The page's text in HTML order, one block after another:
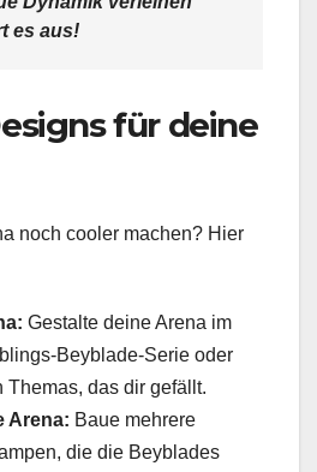
es aus!
für deine
noch cooler machen? Hier
Gestalte deine Arena im
Beyblade-Serie oder
Themas, das dir gefällt.
Arena: Baue mehrere
die die Beyblades